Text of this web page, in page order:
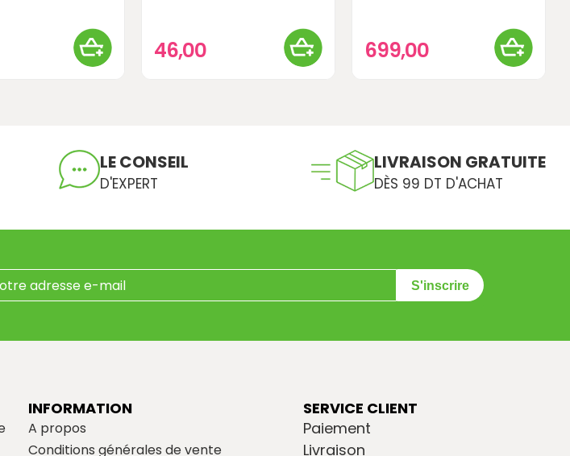
46,00 699,00
LE CONSEIL
D'EXPERT
LIVRAISON GRATUITE
DÈS 99 DT D'ACHAT
S'inscrire
INFORMATION
A propos
Conditions générales de vente
SERVICE CLIENT
Paiement
Livraison